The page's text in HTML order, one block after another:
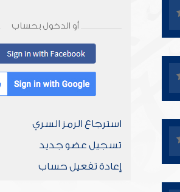
أو الدخول بحساب
استرجاع الرمز السري
تسجيل عضو جديد
إعادة تفعيل حساب